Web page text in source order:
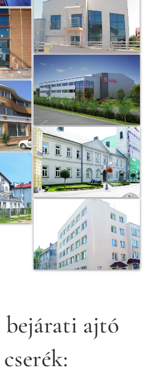
bejárati ajtó